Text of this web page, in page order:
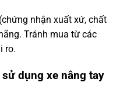
nhận xuất xứ, chất
Tránh mua từ các
ro.
dụng xe nâng tay